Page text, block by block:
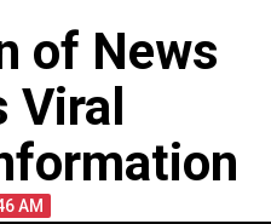
of News
AM